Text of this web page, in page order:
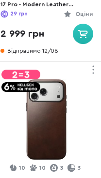
17 Pro - Modern Leather
Horween Rustic Brown
(NM014292858)
Оціни
29 грн
2 999 грн
Відправимо 12/08
10 10 3 3